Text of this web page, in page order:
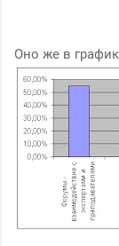
Оно же в